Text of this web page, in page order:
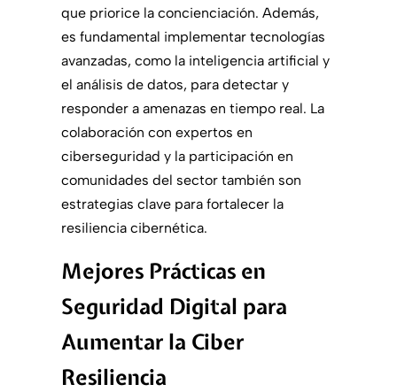
que priorice la concienciación. Además,
es fundamental implementar tecnologías
avanzadas, como la inteligencia artificial y
el análisis de datos, para detectar y
responder a amenazas en tiempo real. La
colaboración con expertos en
ciberseguridad y la participación en
comunidades del sector también son
estrategias clave para fortalecer la
resiliencia cibernética.
Mejores Prácticas en
Seguridad Digital para
Aumentar la Ciber
Resiliencia